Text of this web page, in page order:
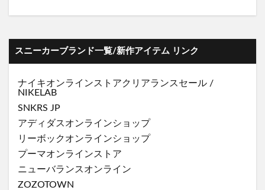
スニーカーブランド一覧/新作アイテム リンク
ナイキオンラインストアクリアランスセール /
NIKELAB
SNKRS JP
アディダスオンラインショップ
リーボックオンラインショップ
プーマオンラインストア
ニューバランスオンライン
ZOZOTOWN